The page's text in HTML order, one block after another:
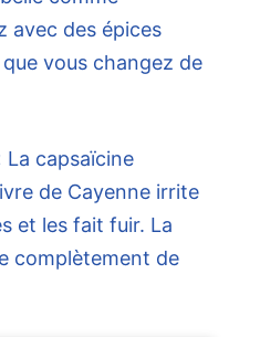
avec des épices
vous changez de
La capsaïcine
de Cayenne irrite
et les fait fuir. La
complètement de